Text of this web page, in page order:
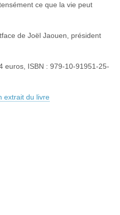
ce que la vie peut
de Joël Jaouen, président
euros, ISBN : 979-10-91951-25-
extrait du livre